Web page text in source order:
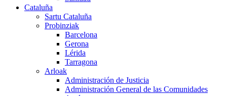
Cataluña
Sartu Cataluña
Probinziak
Barcelona
Gerona
Lérida
Tarragona
Arloak
Administración de Justicia
Administración General de las Comunidades